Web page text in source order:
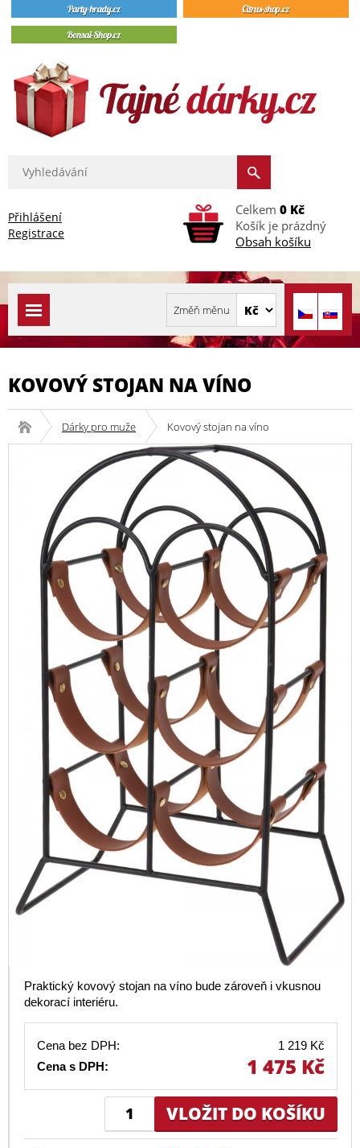
Přihlášení
Registrace
Celkem 0 Kč
Košík je prázdný
Obsah košíku
KOVOVÝ STOJAN NA VÍNO
Dárky pro muže Kovový stojan na víno
Praktický kovový stojan na víno bude zároveň i vkusnou
dekorací interiéru.
Cena bez DPH:
1 219 Kč
Cena s DPH:
1 475 Kč